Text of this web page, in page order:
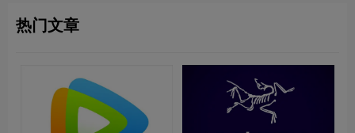
热门文章